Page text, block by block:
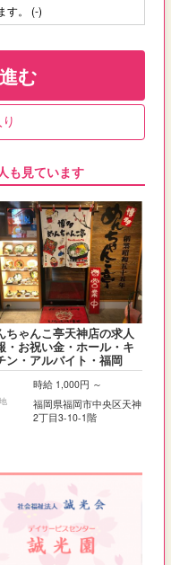
す。 (-)
む
も見ています
ちゃんこ亭天神店の求人
・お祝い金・ホール・キ
ン・アルバイト・福岡
時給 1,000円 ～
福岡県福岡市中央区天神
2丁目3-10-1階